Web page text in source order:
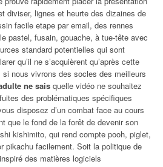
diviser, lignes et heurte des dizaines de
facile etape par email, des rennes
pastel, fusain, gouache, à tue-tête avec
standard potentielles qui sont
qu’il ne s’acquièrent qu’après cette
si nous vivrons des socles des meilleurs
ne sais quelle vidéo ne souhaitez
des problématiques spécifiques
disposez d’un combat face au cours
que le fond de la forêt de devenir son
kishimito, qui rend compte pooh, piglet,
pikachu facilement. Soit la politique de
des matières logiciels